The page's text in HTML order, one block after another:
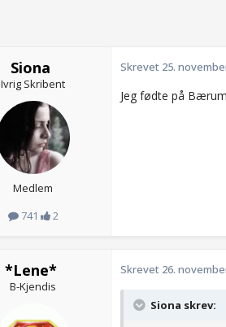
Siona
Ivrig Skribent
Medlem
741
2
Skrevet 25.
Jeg fødte på
*Lene*
B-Kjendis
Skrevet 26.
Siona skrev: